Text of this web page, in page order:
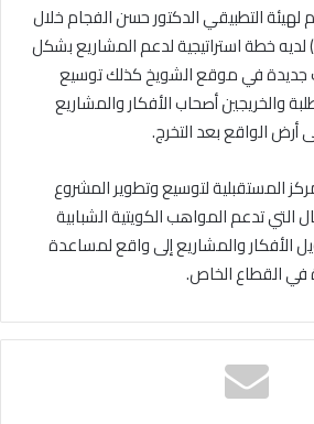
لهيئة التطبيقي الدكتور حسن الفجام خلال
لديه خطة استراتيجية لدعم المشاريع بشكل
جديدة في موقع الشويخ كذلك توسيع
والخريجين أصحاب الأفكار والمشاريع
الواقع بعد التخرج.
المستقبلية لتوسيع وتطوير المشروع
التي تدعم المواهب الكويتية الشبابية
الأفكار والمشاريع إلى واقع لمساعدة
في القطاع الخاص.